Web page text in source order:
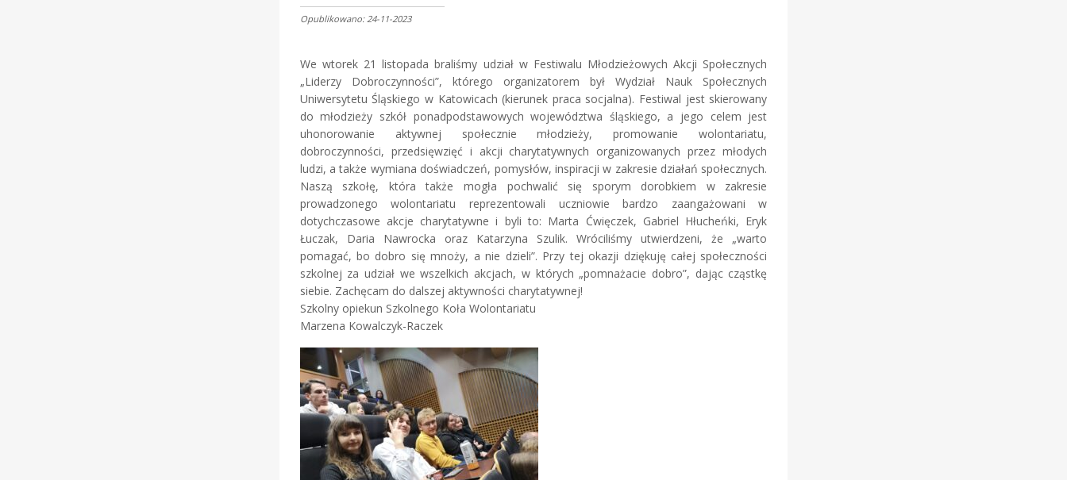
Opublikowano: 24-11-2023
We wtorek 21 listopada braliśmy udział w Festiwalu Młodzieżowych Akcji Społecznych
„Liderzy Dobroczynności”, którego organizatorem był Wydział Nauk Społecznych
Uniwersytetu Śląskiego w Katowicach (kierunek praca socjalna). Festiwal jest skierowany
do młodzieży szkół ponadpodstawowych województwa śląskiego, a jego celem jest
uhonorowanie aktywnej społecznie młodzieży, promowanie wolontariatu,
dobroczynności, przedsięwzięć i akcji charytatywnych organizowanych przez młodych
ludzi, a także wymiana doświadczeń, pomysłów, inspiracji w zakresie działań społecznych.
Naszą szkołę, która także mogła pochwalić się sporym dorobkiem w zakresie
prowadzonego wolontariatu reprezentowali uczniowie bardzo zaangażowani w
dotychczasowe akcje charytatywne i byli to: Marta Ćwięczek, Gabriel Hłucheńki, Eryk
Łuczak, Daria Nawrocka oraz Katarzyna Szulik. Wróciliśmy utwierdzeni, że „warto
pomagać, bo dobro się mnoży, a nie dzieli”. Przy tej okazji dziękuję całej społeczności
szkolnej za udział we wszelkich akcjach, w których „pomnażacie dobro”, dając cząstkę
siebie. Zachęcam do dalszej aktywności charytatywnej!
Szkolny opiekun Szkolnego Koła Wolontariatu
Marzena Kowalczyk-Raczek